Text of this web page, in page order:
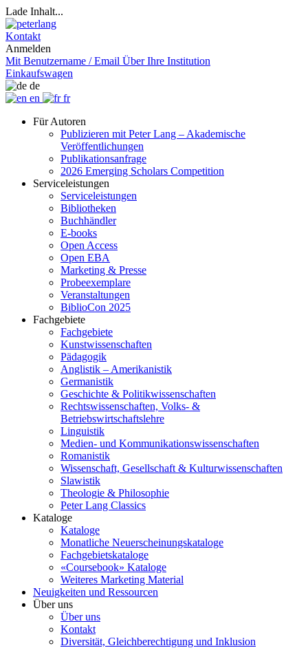
Lade Inhalt...
Kontakt
Anmelden
Mit Benutzername / Email Über Ihre Institution
Einkaufswagen
de
en
fr
Für Autoren
Publizieren mit Peter Lang – Akademische
Veröffentlichungen
Publikationsanfrage
2026 Emerging Scholars Competition
Serviceleistungen
Serviceleistungen
Bibliotheken
Buchhändler
E-books
Open Access
Open EBA
Marketing & Presse
Probeexemplare
Veranstaltungen
BiblioCon 2025
Fachgebiete
Fachgebiete
Kunstwissenschaften
Pädagogik
Anglistik – Amerikanistik
Germanistik
Geschichte & Politikwissenschaften
Rechtswissenschaften, Volks- &
Betriebswirtschaftslehre
Linguistik
Medien- und Kommunikationswissenschaften
Romanistik
Wissenschaft, Gesellschaft & Kulturwissenschaften
Slawistik
Theologie & Philosophie
Peter Lang Classics
Kataloge
Kataloge
Monatliche Neuerscheinungskataloge
Fachgebietskataloge
«Coursebook» Kataloge
Weiteres Marketing Material
Neuigkeiten und Ressourcen
Über uns
Über uns
Kontakt
Diversität, Gleichberechtigung und Inklusion